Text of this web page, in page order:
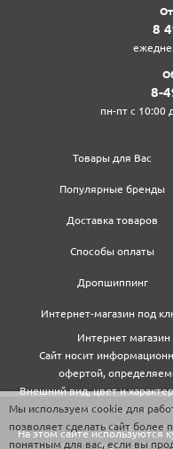
8‍
8‍-
пн-пт с 10:00
Товары для Вас
Популярные бренды
Доставка товаров
Способы оплаты
Дропшиппинг
Интернет-магазин под
Интернет
Сайт носит
офертой,
Внешний вид, цвет и
могут не совпадать с
информацию
Цены и условия
На этом сайте используются
Мы используем cookie для
позволяет сделать сайт более
понятным для вас, если вы